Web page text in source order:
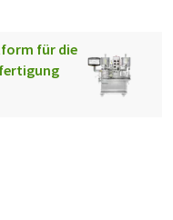
für die